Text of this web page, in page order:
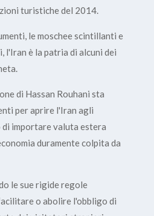
turistiche del 2014.
le moschee scintillanti e
l'Iran è la patria di alcuni dei
di Hassan Rouhani sta
per aprire l'Iran agli
importare valuta estera
duramente colpita da
le sue rigide regole
o abolire l'obbligo di